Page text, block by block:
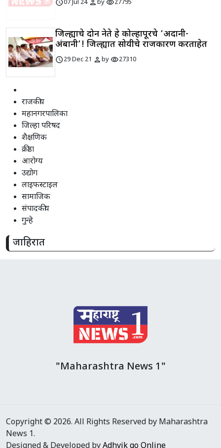
schedule07 Jul 24 personbyvisibility27795
जिल्ह्याचे दोन नेते हे कोल्हापूरचे ‘अदानी-
अंबानी’! जिल्ह्यात सोयीचे राजकारण करताहेत
schedule29 Dec 21 personbyvisibility27310
राजकीय
महानगरपालिका
जिल्हा परिषद
शैक्षणिक
क्रीडा
आरोग्य
उद्योग
लाइफस्टाइल
सामाजिक
संपादकीय
गुन्हे
जाहिरात
"Maharashtra News 1"
Copyright © 2026. All Rights Reserved by Maharashtra
News 1.